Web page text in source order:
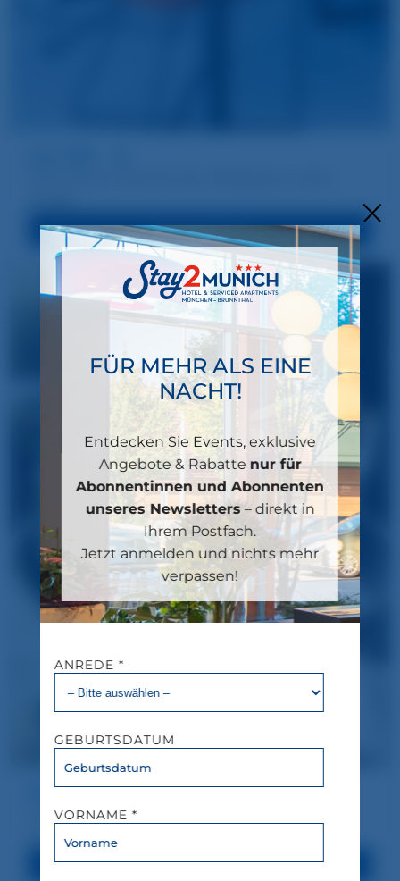
ZUM ANGEBOT
Restaurant
Genießen Sie unsere Köstlichkeiten im
Restaurant 1st floor!
JETZT BUCHEN
FÜR MEHR ALS EINE
NACHT!
Entdecken Sie Events, exklusive
Angebote & Rabatte nur für
Abonnentinnen und Abonnenten
unseres Newsletters– direkt in
Ihrem Postfach.
Jetzt anmelden und nichts mehr
verpassen!
ANREDE *
GEBURTSDATUM
VORNAME *